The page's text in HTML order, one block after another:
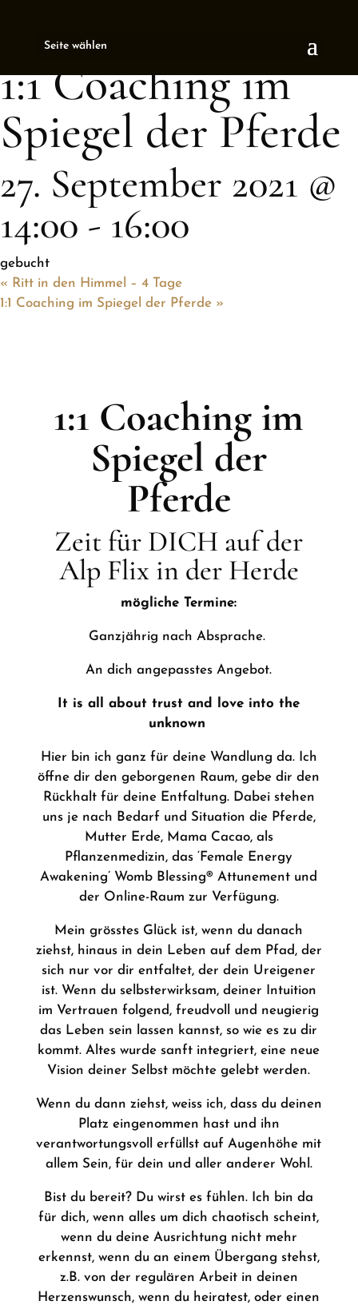
Seite wählen
This event has passed.
1:1 Coaching im
Spiegel der Pferde
27. September 2021 @
14:00 - 16:00
gebucht
« Ritt in den Himmel – 4 Tage
1:1 Coaching im Spiegel der Pferde »
1:1 Coaching im
Spiegel der
Pferde
Zeit für DICH auf der
Alp Flix in der Herde
mögliche Termine:
Ganzjährig nach Absprache.
An dich angepasstes Angebot.
It is all about trust and love into the
unknown
Hier bin ich ganz für deine Wandlung da. Ich
öffne dir den geborgenen Raum, gebe dir den
Rückhalt für deine Entfaltung. Dabei stehen
uns je nach Bedarf und Situation die Pferde,
Mutter Erde, Mama Cacao, als
Pflanzenmedizin, das ‘Female Energy
Awakening’ Womb Blessing® Attunement und
der Online-Raum zur Verfügung.
Mein grösstes Glück ist, wenn du danach
ziehst, hinaus in dein Leben auf dem Pfad, der
sich nur vor dir entfaltet, der dein Ureigener
ist. Wenn du selbsterwirksam, deiner Intuition
im Vertrauen folgend, freudvoll und neugierig
das Leben sein lassen kannst, so wie es zu dir
kommt. Altes wurde sanft integriert, eine neue
Vision deiner Selbst möchte gelebt werden.
Wenn du dann ziehst, weiss ich, dass du deinen
Platz eingenommen hast und ihn
verantwortungsvoll erfüllst auf Augenhöhe mit
allem Sein, für dein und aller anderer Wohl.
Bist du bereit? Du wirst es fühlen. Ich bin da
für dich, wenn alles um dich chaotisch scheint,
wenn du deine Ausrichtung nicht mehr
erkennst, wenn du an einem Übergang stehst,
z.B. von der regulären Arbeit in deinen
Herzenswunsch, wenn du heiratest, oder einen